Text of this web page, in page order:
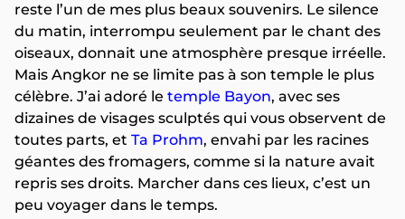
reste l’un de mes plus beaux souvenirs. Le silence
du matin, interrompu seulement par le chant des
oiseaux, donnait une atmosphère presque irréelle.
Mais Angkor ne se limite pas à son temple le plus
célèbre. J’ai adoré le temple Bayon, avec ses
dizaines de visages sculptés qui vous observent de
toutes parts, et Ta Prohm, envahi par les racines
géantes des fromagers, comme si la nature avait
repris ses droits. Marcher dans ces lieux, c’est un
peu voyager dans le temps.